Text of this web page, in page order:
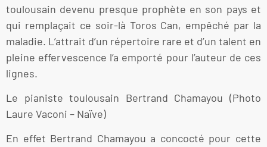
toulousain devenu presque prophète en son pays et
qui remplaçait ce soir-là Toros Can, empêché par la
maladie. L’attrait d’un répertoire rare et d’un talent en
pleine effervescence l’a emporté pour l’auteur de ces
lignes.
Le pianiste toulousain Bertrand Chamayou (Photo
Laure Vaconi – Naïve)
En effet Bertrand Chamayou a concocté pour cette